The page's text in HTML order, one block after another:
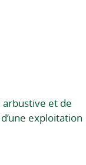
arbustive et de
exploitation